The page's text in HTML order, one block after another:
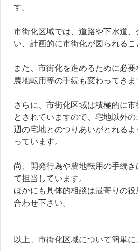
す。
市街化区域では、道路や下水道
い、計画的に市街化が図られるこ
また、市街化を進めるために必
農地転用等の手続も変わってきま
さらに、市街化区域は積極的に
とされていますので、宅地以外
辺の宅地とのつりあいがとれる
っています。
尚、開発行為や農地転用の手続
て担当しています。
ほかにも具体的相談は最寄りの
合わせ下さい。
以上、市街化区域について簡単に